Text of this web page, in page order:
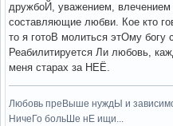
дружбоЙ, уважением, влечением
составляющие любви. Кое кто
то я готоВ молиться этОму богу
Реабилитируется Ли любовь,
меня старах за НЕЁ.
Любовь преВыше нуждЫ и
НичеГо больШе нЕ ищи...